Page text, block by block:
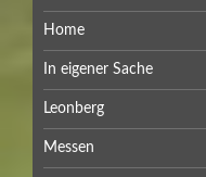
Home
In eigener Sache
Leonberg
Messen